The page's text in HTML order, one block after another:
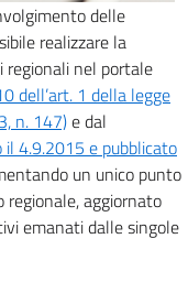
delle
realizzare la
regionali nel portale
dell’art. 1 della legge
n. 147)e dal
4.9.2015 e pubblicato
un unico punto
regionale, aggiornato
emanati dalle singole